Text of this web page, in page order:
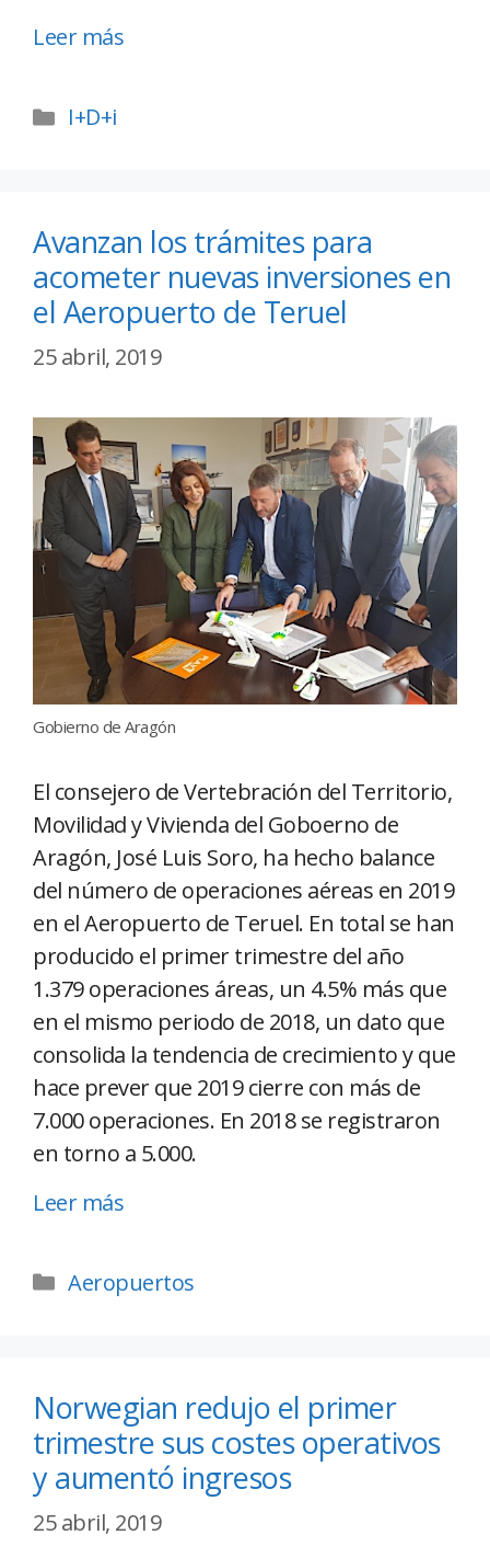
Leer más
I+D+i
Avanzan los trámites para
acometer nuevas inversiones en
el Aeropuerto de Teruel
25 abril, 2019
Gobierno de Aragón
El consejero de Vertebración del Territorio,
Movilidad y Vivienda del Goboerno de
Aragón, José Luis Soro, ha hecho balance
del número de operaciones aéreas en 2019
en el Aeropuerto de Teruel. En total se han
producido el primer trimestre del año
1.379 operaciones áreas, un 4.5% más que
en el mismo periodo de 2018, un dato que
consolida la tendencia de crecimiento y que
hace prever que 2019 cierre con más de
7.000 operaciones. En 2018 se registraron
en torno a 5.000.
Leer más
Aeropuertos
Norwegian redujo el primer
trimestre sus costes operativos
y aumentó ingresos
25 abril, 2019